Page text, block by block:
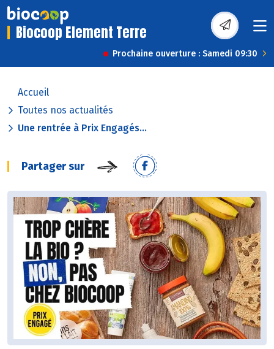
Biocoop Element Terre
Prochaine ouverture : Samedi 09:30
Accueil
Toutes nos actualités
Une rentrée à Prix Engagés...
Partager sur